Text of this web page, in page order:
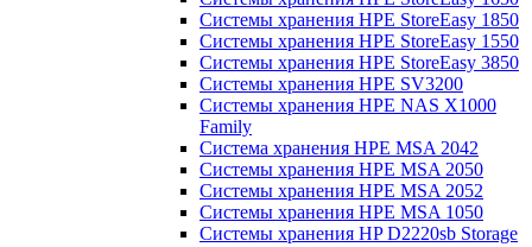
Системы хранения HPE StoreEasy 1850
Системы хранения HPE StoreEasy 1550
Системы хранения HPE StoreEasy 3850
Системы хранения HPE SV3200
Системы хранения HPE NAS X1000
Family
Система хранения HPE MSA 2042
Системы хранения HPE MSA 2050
Системы хранения HPE MSA 2052
Системы хранения HPE MSA 1050
Системы хранения HP D2220sb Storage